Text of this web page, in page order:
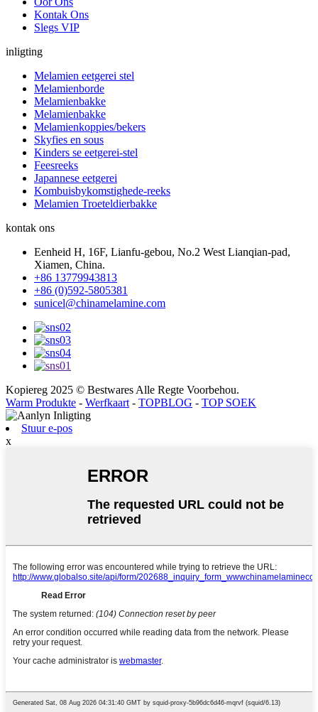
Kontak Ons
Slegs VIP
inligting
Melamien eetgerei stel
Melamienborde
Melamienbakke
Melamienbakke
Melamienkoppies/bekers
Skyfies en sous
Kinders se eetgerei-stel
Feesreeks
Japannese eetgerei
Kombuisbykomstighede-reeks
Melamien Troeteldierbakke
kontak ons
Eenheid H, 16F, Lianfu-gebou, No.2 West Lianqian-pad,
Xiamen, China.
+86 13779943813
+86 (0)592-5805381
sunicel@chinamelamine.com
Kopiereg 2025 © Bestwares Alle Regte Voorbehou.
Warm Produkte - Werfkaart - TOPBLOG - TOP SOEK
Stuur e-pos
x